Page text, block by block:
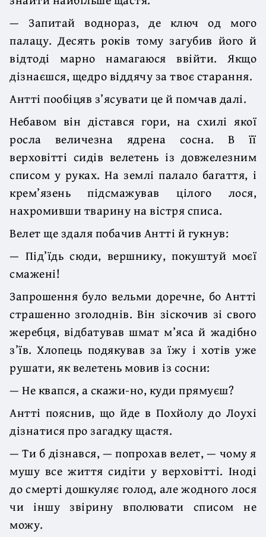
— Запитай воднораз, де ключ од мого
палацу. Десять років тому загубив його й
відтоді марно намагаюся ввійти. Якщо
дізнаєшся, щедро віддячу за твоє старання.
Антті пообіцяв з’ясувати це й помчав далі.
Небавом він дістався гори, на схилі якої
росла величезна ядрена сосна. В її
верховітті сидів велетень із довжелезним
списом у руках. На землі палало багаття, і
крем’язень підсмажував цілого лося,
нахромивши тварину на вістря списа.
Велет ще здаля побачив Антті й гукнув:
— Під’їдь сюди, вершнику, покуштуй моєї
смажені!
Запрошення було вельми доречне, бо Антті
страшенно зголоднів. Він зі­скочив зі свого
жеребця, відбатував шмат м’яса й жадібно
з’їв. Хлопець подякував за їжу і хотів уже
рушати, як велетень мовив із сосни:
— Не квапся, а скажи-но, куди прямуєш?
Антті пояснив, що йде в Похйолу до Лоухі
дізнатися про загадку щастя.
— Ти б дізнався, — попрохав велет, — чому я
мушу все життя сидіти у верховітті. Іноді
до смерті дошкуляє голод, але жодного лося
чи іншу звірину вполювати списом не
можу.